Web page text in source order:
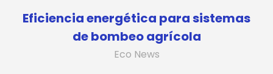
Eficiencia energética para sistemas
de bombeo agrícola
Eco News